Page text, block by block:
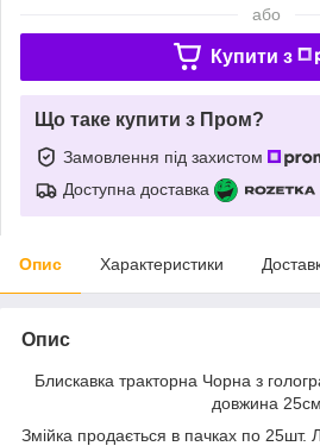
або
Купити з
Що таке купити з Пром?
Замовлення під захистом
Доступна доставка
Опис Характеристики
Опис
Блискавка тракторна Чорна з
довжина 25см
Змійка продається в пачках по 25шт.